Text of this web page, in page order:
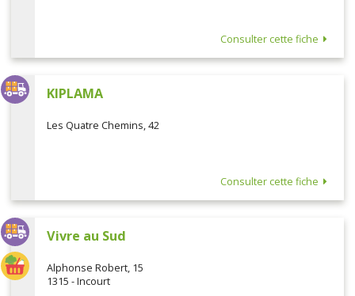
Consulter cette fiche
KIPLAMA
Les Quatre Chemins, 42
Consulter cette fiche
Vivre au Sud
Alphonse Robert, 15
1315 - Incourt